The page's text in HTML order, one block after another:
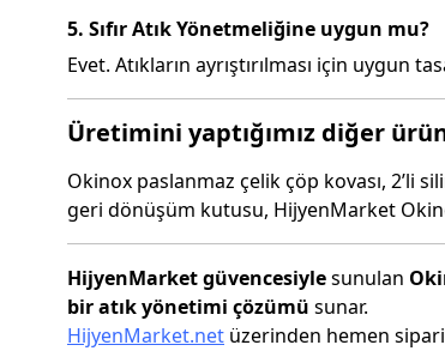
5. Sıfır Atık Yönetmeliğine uygun mu?
Evet. Atıkların ayrıştırılması için uygun
Üretimini yaptığımız diğer
Okinox paslanmaz çelik çöp kovası, 2’li
geri dönüşüm kutusu, HijyenMarket
HijyenMarket güvencesiylesunulan
bir atık yönetimi çözümü sunar.
HijyenMarket.net üzerinden hemen